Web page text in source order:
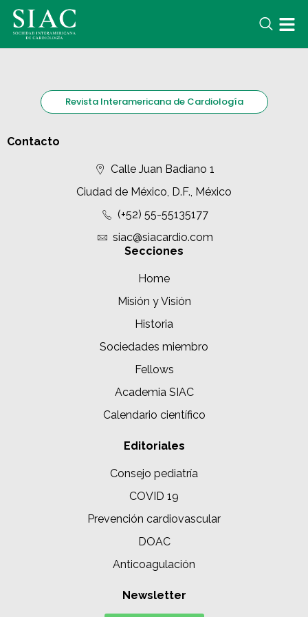
Revista Interamericana de Cardiología
Contacto
Calle Juan Badiano 1
Ciudad de México, D.F., México
(+52) 55-55135177
siac@siacardio.com
Secciones
Home
Misión y Visión
Historia
Sociedades miembro
Fellows
Academia SIAC
Calendario científico
Editoriales
Consejo pediatría
COVID 19
Prevención cardiovascular
DOAC
Anticoagulación
Newsletter